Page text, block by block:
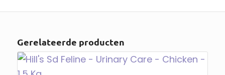
Gerelateerde producten